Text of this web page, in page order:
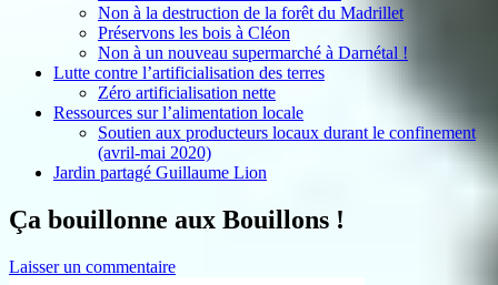
Non à la destruction de la forêt du Madrillet
Préservons les bois à Cléon
Non à un nouveau supermarché à Darnétal !
Lutte contre l’artificialisation des terres
Zéro artificialisation nette
Ressources sur l’alimentation locale
Soutien aux producteurs locaux durant le confinement
(avril-mai 2020)
Jardin partagé Guillaume Lion
Ça bouillonne aux Bouillons !
Laisser un commentaire